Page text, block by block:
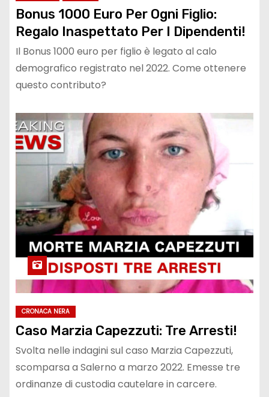
Bonus 1000 Euro Per Ogni Figlio:
Regalo Inaspettato Per I Dipendenti!
Il Bonus 1000 euro per figlio è legato al calo
demografico registrato nel 2022. Come ottenere
questo contributo?
CRONACA NERA
Caso Marzia Capezzuti: Tre Arresti!
Svolta nelle indagini sul caso Marzia Capezzuti,
scomparsa a Salerno a marzo 2022. Emesse tre
ordinanze di custodia cautelare in carcere.